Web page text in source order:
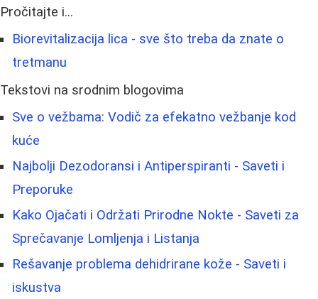
Pročitajte i...
Biorevitalizacija lica - sve što treba da znate o
tretmanu
Tekstovi na srodnim blogovima
Sve o vežbama: Vodič za efekatno vežbanje kod
kuće
Najbolji Dezodoransi i Antiperspiranti - Saveti i
Preporuke
Kako Ojačati i Održati Prirodne Nokte - Saveti za
Sprečavanje Lomljenja i Listanja
Rešavanje problema dehidrirane kože - Saveti i
iskustva